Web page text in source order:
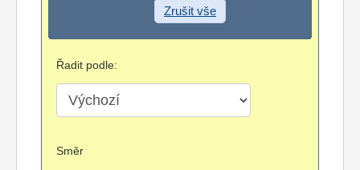
Zrušit vše
Řadit podle:
Směr